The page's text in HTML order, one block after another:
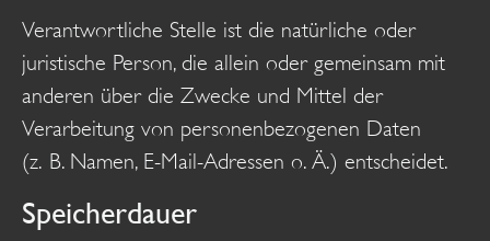
Verantwortliche Stelle ist die natürliche oder
juristische Person, die allein oder gemeinsam mit
anderen über die Zwecke und Mittel der
Verarbeitung von personenbezogenen Daten
(z. B. Namen, E-Mail-Adressen o. Ä.) entscheidet.
Speicherdauer